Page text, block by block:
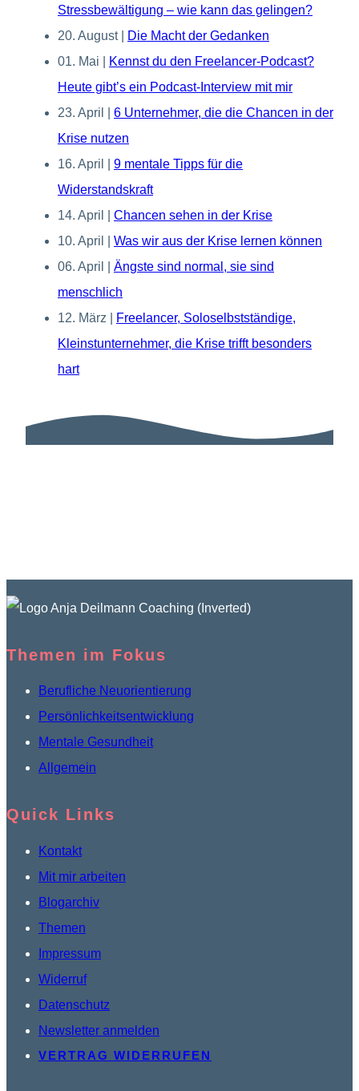
Stressbewältigung – wie kann das gelingen?
20. August
Die Macht der Gedanken
01. Mai
Kennst du den Freelancer-Podcast?
Heute gibt’s ein Podcast-Interview mit mir
23. April
6 Unternehmer, die die Chancen in der
Krise nutzen
16. April
9 mentale Tipps für die
Widerstandskraft
14. April
Chancen sehen in der Krise
10. April
Was wir aus der Krise lernen können
06. April
Ängste sind normal, sie sind
menschlich
12. März
Freelancer, Soloselbstständige,
Kleinstunternehmer, die Krise trifft besonders
hart
Themen im Fokus
Berufliche Neuorientierung
Persönlichkeitsentwicklung
Mentale Gesundheit
Allgemein
Quick Links
Kontakt
Mit mir arbeiten
Blogarchiv
Themen
Impressum
Widerruf
Datenschutz
Newsletter anmelden
VERTRAG WIDERRUFEN